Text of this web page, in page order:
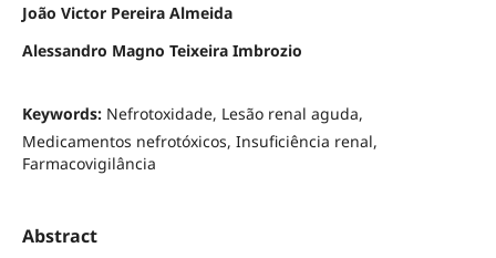
João Victor Pereira Almeida
Alessandro Magno Teixeira Imbrozio
Keywords: Nefrotoxidade, Lesão renal aguda,
Medicamentos nefrotóxicos, Insuficiência renal,
Farmacovigilância
Abstract